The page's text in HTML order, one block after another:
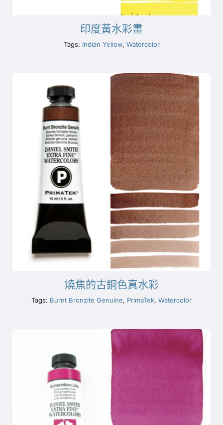
印度黃水彩畫
Tags: Indian Yellow, Watercolor
燒焦的古銅色真水彩
Tags: Burnt Bronzite Genuine, PrimaTek, Watercolor